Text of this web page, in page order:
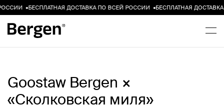
•БЕСПЛАТНАЯ ДОСТАВКА ПО ВСЕЙ РОССИИ•БЕСПЛАТНАЯ ДОСТАВКА
Goostaw Bergen ×
«Сколковская миля»